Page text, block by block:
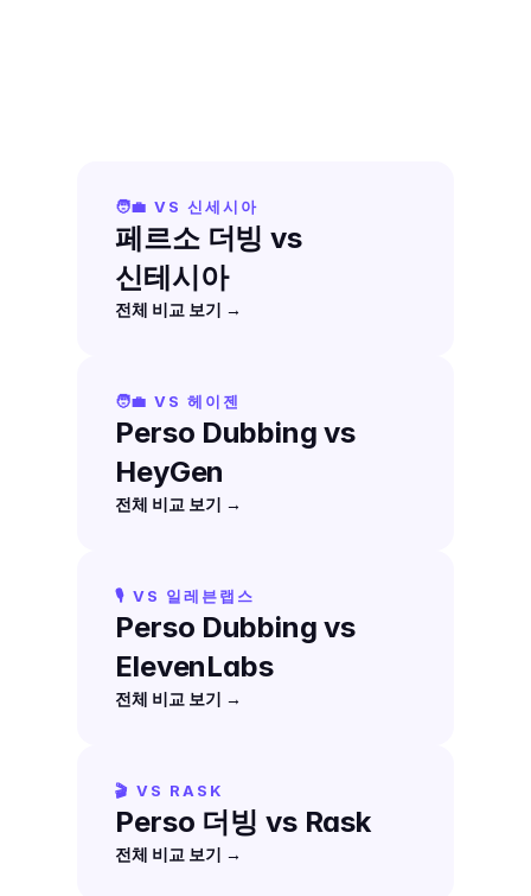
🧑‍💼 VS 신세시아
페르소 더빙 vs
신테시아
전체 비교 보기 →
🧑‍💼 VS 헤이젠
Perso Dubbing vs
HeyGen
전체 비교 보기 →
🎙️ VS 일레븐랩스
Perso Dubbing vs
ElevenLabs
전체 비교 보기 →
🎬 VS RASK
Perso 더빙 vs Rask
전체 비교 보기 →